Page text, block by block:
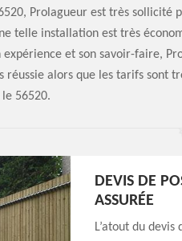
Prolagueur est très
telle installation est très
expérience et son savoir-faire,
réussie alors que les tarifs sont
56520.
DEVIS DE
ASSURÉE
L’atout du